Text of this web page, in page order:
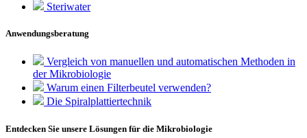
Steriwater
Anwendungsberatung
Vergleich von manuellen und automatischen Methoden in
der Mikrobiologie
Warum einen Filterbeutel verwenden?
Die Spiralplattier­technik
Entdecken Sie unsere Lösungen für die Mikrobiologie